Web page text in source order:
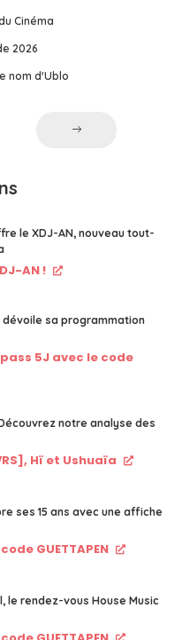
Cinéma
2026
nom d'Ublo
le XDJ-AN, nouveau tout-
AN !
dévoile sa programmation
pass 5J avec le code
notre analyse des
Hï et Ushuaïa
ses 15 ans avec une affiche
GUETTAPEN
le rendez-vous House Music